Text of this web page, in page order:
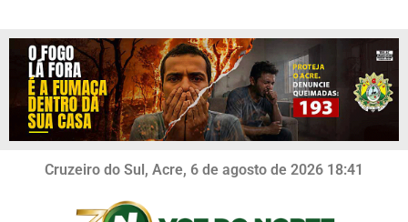
Cruzeiro do Sul, Acre, 6 de agosto de 2026 18:41